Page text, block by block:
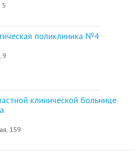
5
поликлиника №4
9
клинической больнице
159